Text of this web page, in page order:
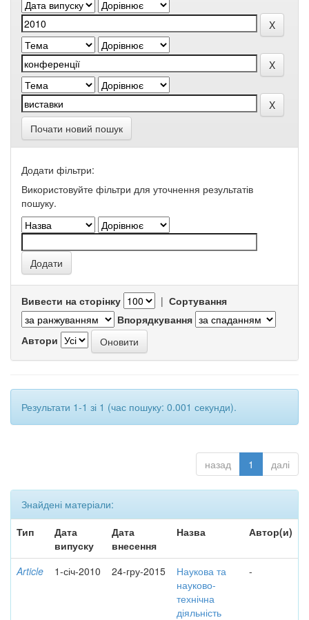
Почати новий пошук
Додати фільтри:
Використовуйте фільтри для уточнення результатів
пошуку.
Вивести на сторінку | Сортування
Впорядкування
Автори
Результати 1-1 зі 1 (час пошуку: 0.001 секунди).
назад 1 далі
Знайдені матеріали:
Тип
Дата
випуску
Дата
внесення
Назва Автор(и)
Article 1-січ-2010 24-гру-2015
Наукова та
науково-
технічна
діяльність
-